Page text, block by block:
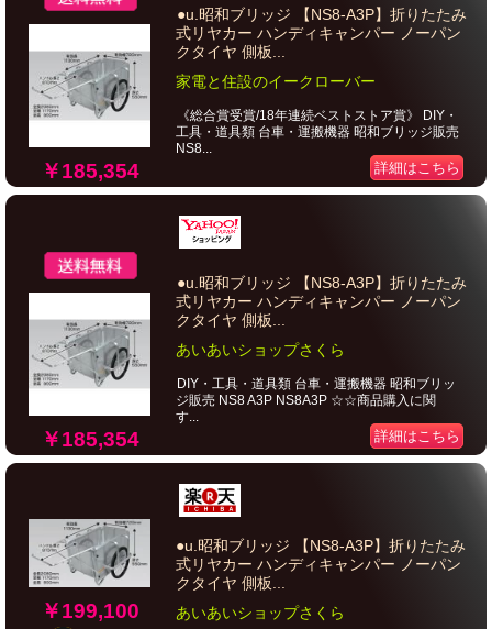
￥185,354
●u.昭和ブリッジ 【NS8-A3P】折りたたみ
式リヤカー ハンディキャンパー ノーパン
クタイヤ 側板...
家電と住設のイークローバー
《総合賞受賞/18年連続ベストストア賞》 DIY・
工具・道具類 台車・運搬機器 昭和ブリッジ販売
NS8...
詳細はこちら
￥185,354
●u.昭和ブリッジ 【NS8-A3P】折りたたみ
式リヤカー ハンディキャンパー ノーパン
クタイヤ 側板...
あいあいショップさくら
DIY・工具・道具類 台車・運搬機器 昭和ブリッ
ジ販売 NS8 A3P NS8A3P ☆☆商品購入に関
す...
詳細はこちら
￥199,100
●u.昭和ブリッジ 【NS8-A3P】折りたたみ
式リヤカー ハンディキャンパー ノーパン
クタイヤ 側板...
あいあいショップさくら